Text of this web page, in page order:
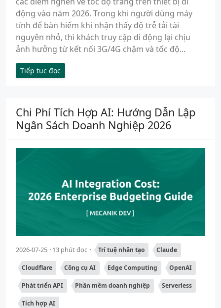
động vào năm 2026. Trong khi người dùng máy
tính để bàn hiếm khi nhận thấy độ trễ tải tài
nguyên nhỏ, thì khách truy cập di động lại chịu
ảnh hưởng từ kết nối 3G/4G chậm và tốc độ...
Tiếp tục đọc
Chi Phí Tích Hợp AI: Hướng Dẫn Lập
Ngân Sách Doanh Nghiệp 2026
2026-07-25 13 phút đọc Trí tuệ nhân tạo Claude
Cloudflare Công cụ AI Edge Computing OpenAI
Phát triển API Phần mềm doanh nghiệp Serverless
Tích hợp AI